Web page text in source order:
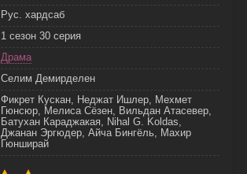
Рус. хардсаб
1 сезон 30 серия
Драма
Селим Демирделен
Фикрет Кускан, Неджат Ишлер, Мехмет
Гюнсюр, Мелиса Сёзен, Вильдан Атасевер,
Батухан Караджакая, Nihal G. Koldas,
Джанан Эргюдер, Айча Бингёль, Махир
Гюнширай